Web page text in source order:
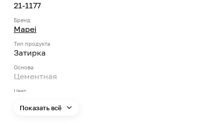
21-1177
Бренд
Mapei
Тип продукта
Затирка
Основа
Цементная
Цвет
Показать всё